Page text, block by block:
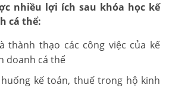
nhiều lợi ích sau khóa học kế
cá thể:
thành thạo các công việc của kế
doanh cá thể
kế toán, thuế trong hộ kinh